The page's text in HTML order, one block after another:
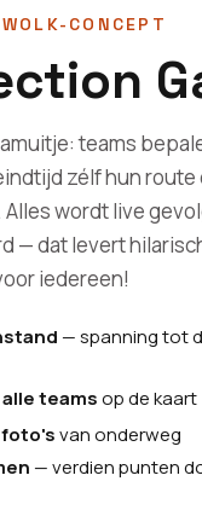
CONCEPT
teams
zélf hun route
wordt live
— dat levert
iedereen!
— spanning tot
teamsop de kaart
van onderweg
— verdien punten